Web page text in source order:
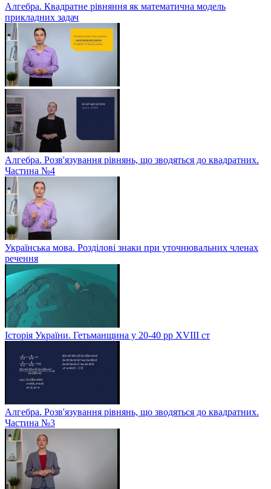
Алгебра. Квадратне рівняння як математична модель
прикладних задач
Алгебра. Розв'язування рівнянь, що зводяться до квадратних.
Частина №4
Українська мова. Розділові знаки при уточнювальних членах
речення
Історія України. Гетьманщина у 20-40 рр ХVIIІ ст
Алгебра. Розв'язування рівнянь, що зводяться до квадратних.
Частина №3